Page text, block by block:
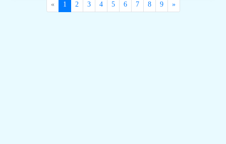
« 1 2 3 4 5 6 7 8 9 »